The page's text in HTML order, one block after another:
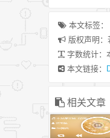
本文标签：
版权声明
字数统计：
本文链接：
相关文章
疫情期间闲
时候又发现这
而又寻思着
手痒，请原
图吧！效果图
放器已经整合
前功能如下1